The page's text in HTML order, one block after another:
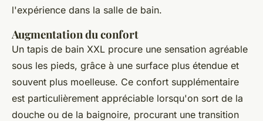
l'expérience dans la salle de bain.
Augmentation du confort
Un tapis de bain XXL procure une sensation agréable
sous les pieds, grâce à une surface plus étendue et
souvent plus moelleuse. Ce confort supplémentaire
est particulièrement appréciable lorsqu'on sort de la
douche ou de la baignoire, procurant une transition